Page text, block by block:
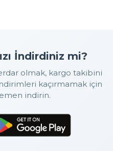
İndirdiniz mi?
olmak, kargo takibini
kaçırmamak için
indirin.